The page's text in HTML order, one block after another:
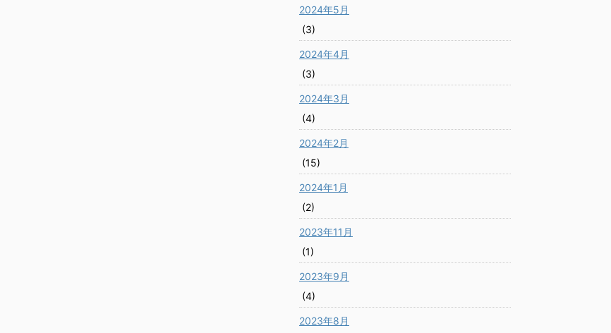
2024年5月
(3)
2024年4月
(3)
2024年3月
(4)
2024年2月
(15)
2024年1月
(2)
2023年11月
(1)
2023年9月
(4)
2023年8月